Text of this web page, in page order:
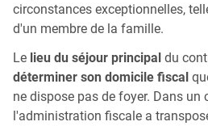
circonstances exceptionnelles,
d'un membre de la famille.
Le lieu du séjour principal du
déterminer son domicile fiscal
ne dispose pas de foyer. Dans un
l'administration fiscale a